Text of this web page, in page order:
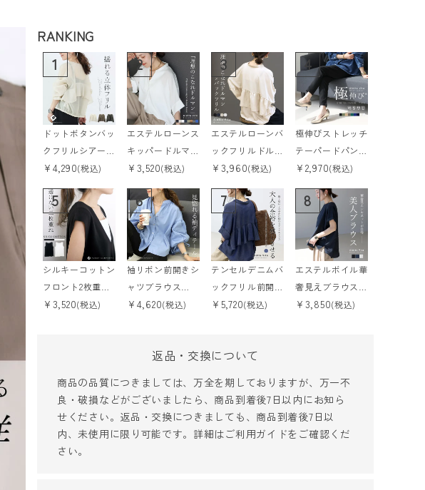
RANKING
1
ドットボタンバッ
クフリルシアーブ
ラウス 【メール
¥ 4,290(税込)
2
エステルローンス
キッパードルマン
ブラウス 【メー
¥ 3,520(税込)
3
エステルローンバ
ックフリルドルマ
ンブラウス 【メ
5】
¥ 3,960(税込)
4
極伸びストレッチ
テーパードパンツ
【メール便可/m
¥ 2,970(税込)
5
シルキーコットン
フロント2枚重ね
スクエアタンクト
¥ 3,520(税込)
6
袖リボン前開きシ
ャツブラウス
【メール便可/m
¥ 4,620(税込)
7
テンセルデニムバ
ックフリル前開き
ブラウス 【メー
旬発送予定 8月
販売開始
¥ 5,720(税込)
8
エステルボイル華
奢見えブラウス
【メール便可/m
¥ 3,850(税込)
返品・交換について
商品の品質につきましては、万全を期しておりますが、万一不
良・破損などがございましたら、商品到着後7日以内にお知ら
せください。返品・交換につきましても、商品到着後7日以
内、未使用に限り可能です。詳細はご利用ガイドをご確認くだ
さい。